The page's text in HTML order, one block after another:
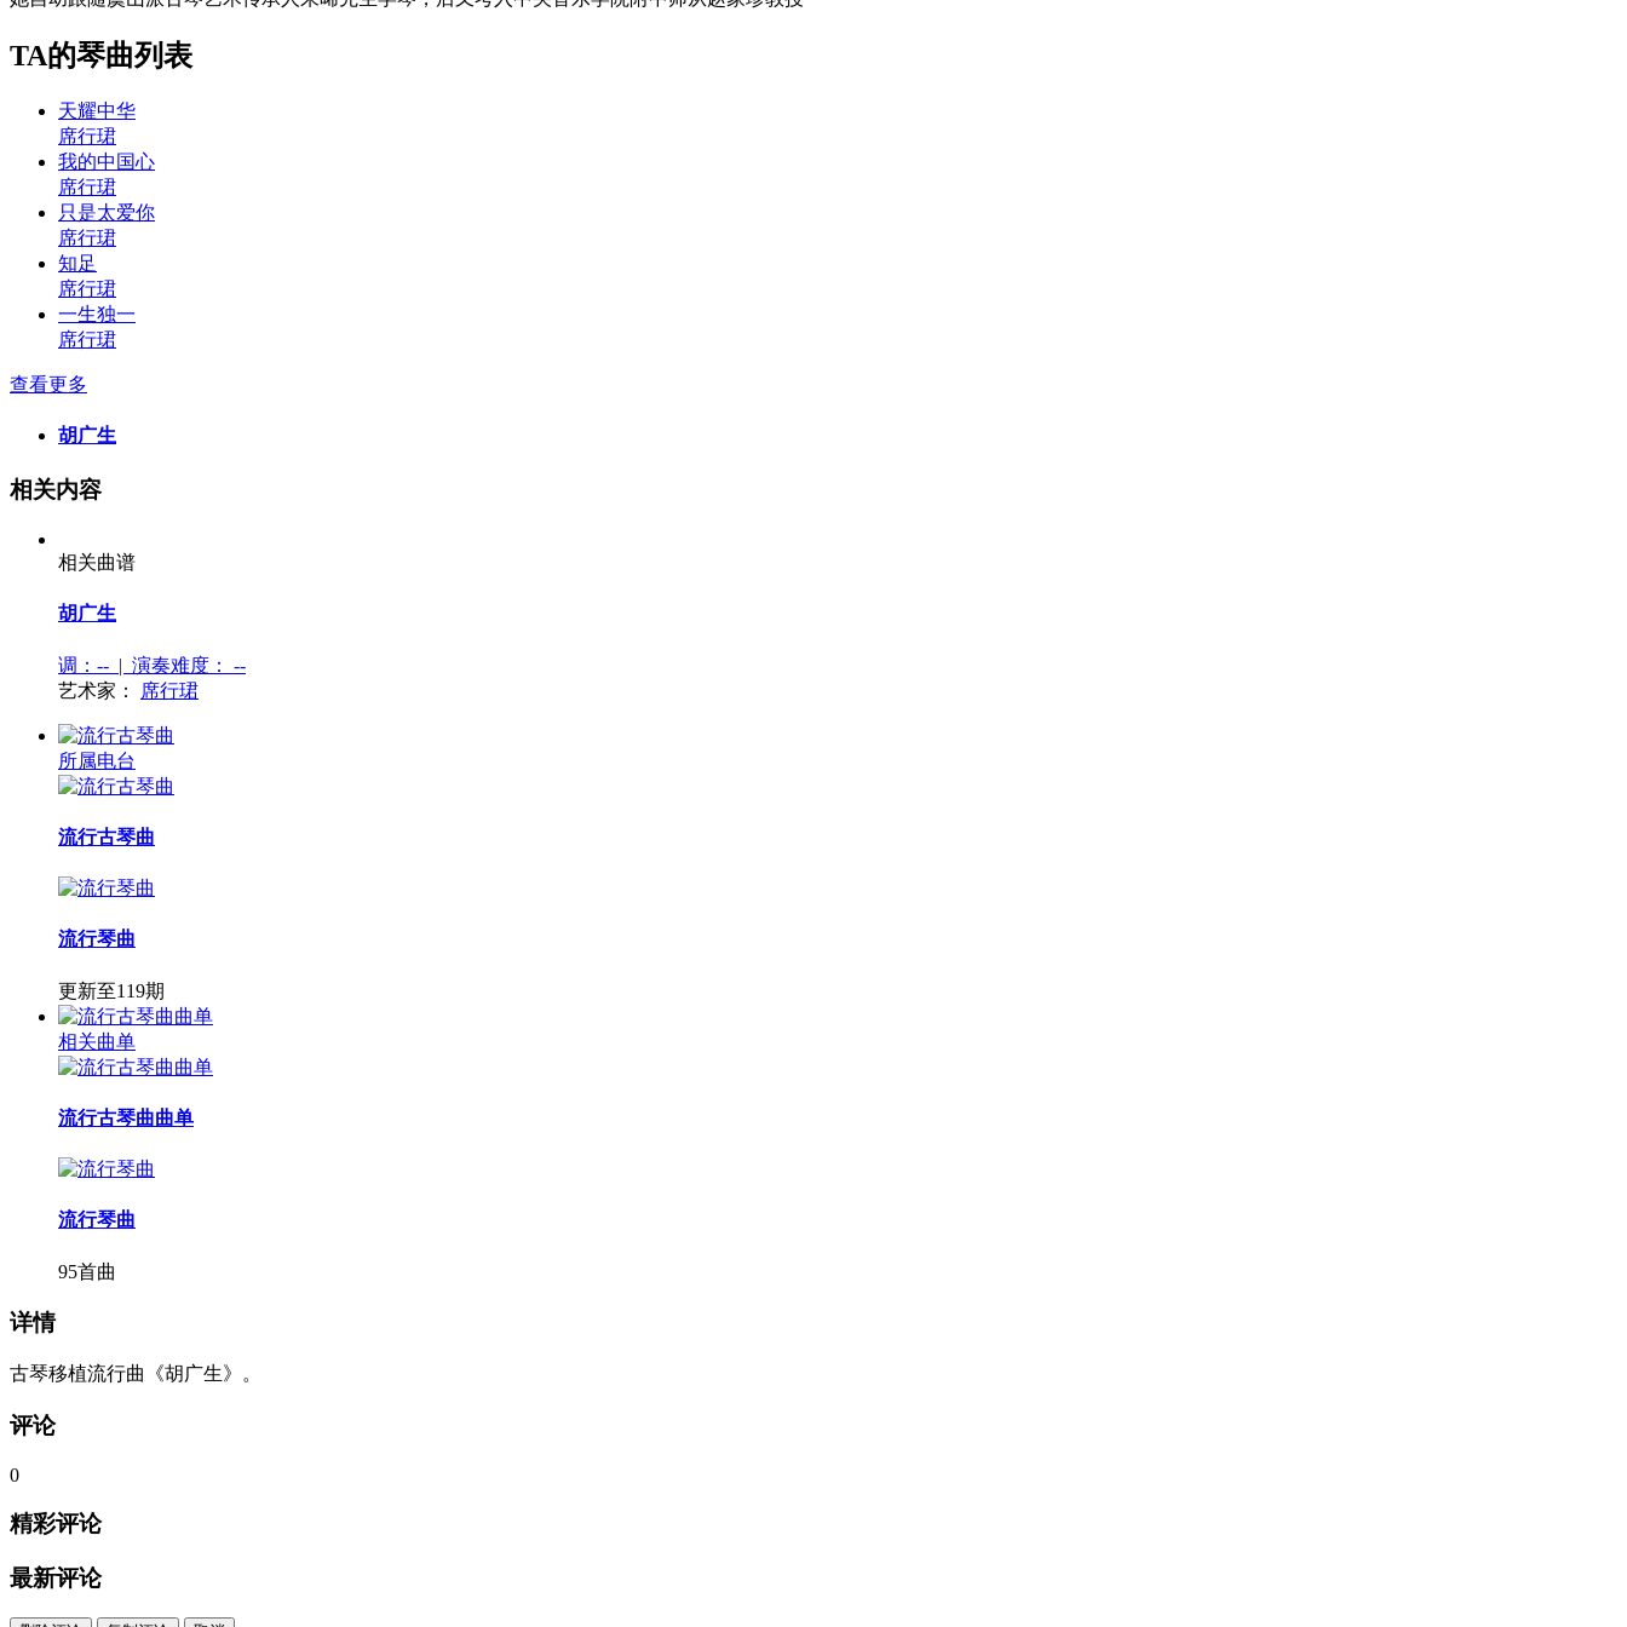
TA的琴曲列表
天耀中华
席行珺
我的中国心
席行珺
只是太爱你
席行珺
知足
席行珺
一生独一
席行珺
查看更多
胡广生
相关内容
相关曲谱
胡广生
调：-- | 演奏难度：
--
艺术家：
席行珺
所属电台
流行古琴曲
流行琴曲
更新至119期
相关曲单
流行古琴曲曲单
流行琴曲
95首曲
详情
古琴移植流行曲《胡广生》。
评论
0
精彩评论
最新评论